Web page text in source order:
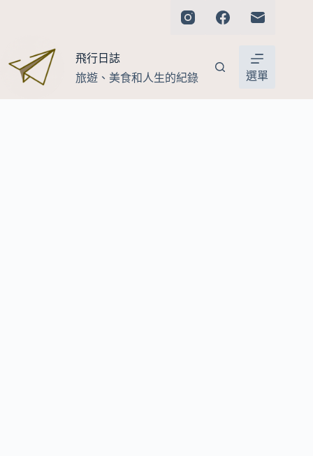
飛行日誌
旅遊、美食和人生的紀錄
選單